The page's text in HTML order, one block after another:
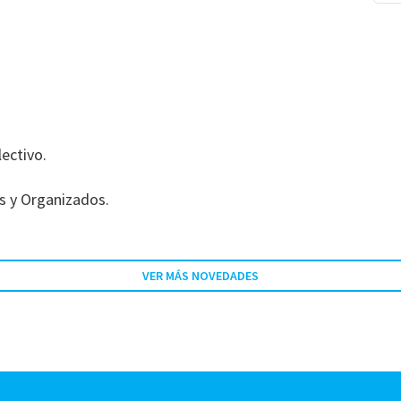
y Organizados.
VER MÁS NOVEDADES